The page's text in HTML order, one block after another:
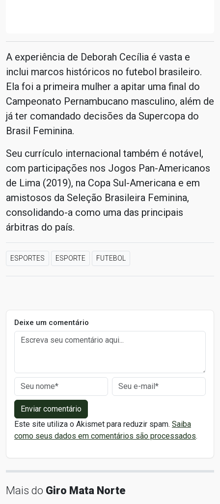
A experiência de Deborah Cecília é vasta e
inclui marcos históricos no futebol brasileiro.
Ela foi a primeira mulher a apitar uma final do
Campeonato Pernambucano masculino, além de
já ter comandado decisões da Supercopa do
Brasil Feminina.
Seu currículo internacional também é notável,
com participações nos Jogos Pan-Americanos
de Lima (2019), na Copa Sul-Americana e em
amistosos da Seleção Brasileira Feminina,
consolidando-a como uma das principais
árbitras do país.
ESPORTES ESPORTE FUTEBOL
Deixe um comentário
Enviar comentário
Este site utiliza o Akismet para reduzir spam. Saiba
como seus dados em comentários são processados.
Mais do Giro Mata Norte